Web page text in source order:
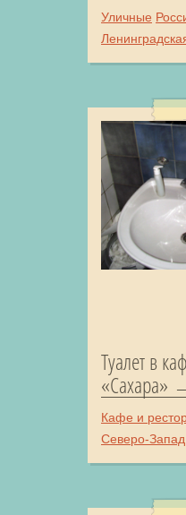
Уличные
Туалет в
«Сахара»
Кафе и
Северо-Запад